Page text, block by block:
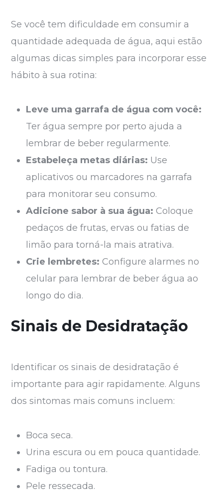
Se você tem dificuldade em consumir a
quantidade adequada de água, aqui estão
algumas dicas simples para incorporar esse
hábito à sua rotina:
Leve uma garrafa de água com você:
Ter água sempre por perto ajuda a
lembrar de beber regularmente.
Estabeleça metas diárias: Use
aplicativos ou marcadores na garrafa
para monitorar seu consumo.
Adicione sabor à sua água: Coloque
pedaços de frutas, ervas ou fatias de
limão para torná-la mais atrativa.
Crie lembretes: Configure alarmes no
celular para lembrar de beber água ao
longo do dia.
Sinais de Desidratação
Identificar os sinais de desidratação é
importante para agir rapidamente. Alguns
dos sintomas mais comuns incluem:
Boca seca.
Urina escura ou em pouca quantidade.
Fadiga ou tontura.
Pele ressecada.